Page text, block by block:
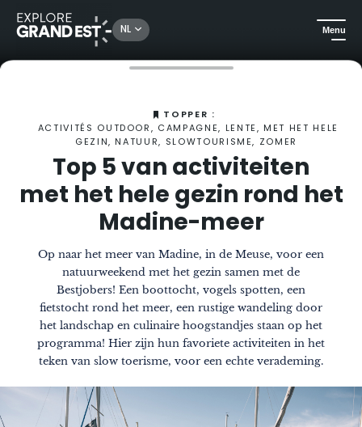
NL Menu
Kijk je ogen uit in de Grand Est Top 5 van activiteiten die je met het hele gezin kunt ondernemen rond het Madine-meer
TOPPER :
ACTIVITÉS OUTDOOR, CAMPAGNE, LENTE, MET HET HELE
GEZIN, NATUUR, SLOWTOURISME, ZOMER
Top 5 van activiteiten
met het hele gezin rond het
Madine-meer
Op naar het meer van Madine, in de Meuse, voor een
natuurweekend met het gezin samen met de
Bestjobers! Een boottocht, vogels spotten, een
fietstocht rond het meer, een rustige wandeling door
het landschap en culinaire hoogstandjes staan op het
programma! Hier zijn hun favoriete activiteiten in het
teken van slow toerisme, voor een echte verademing.